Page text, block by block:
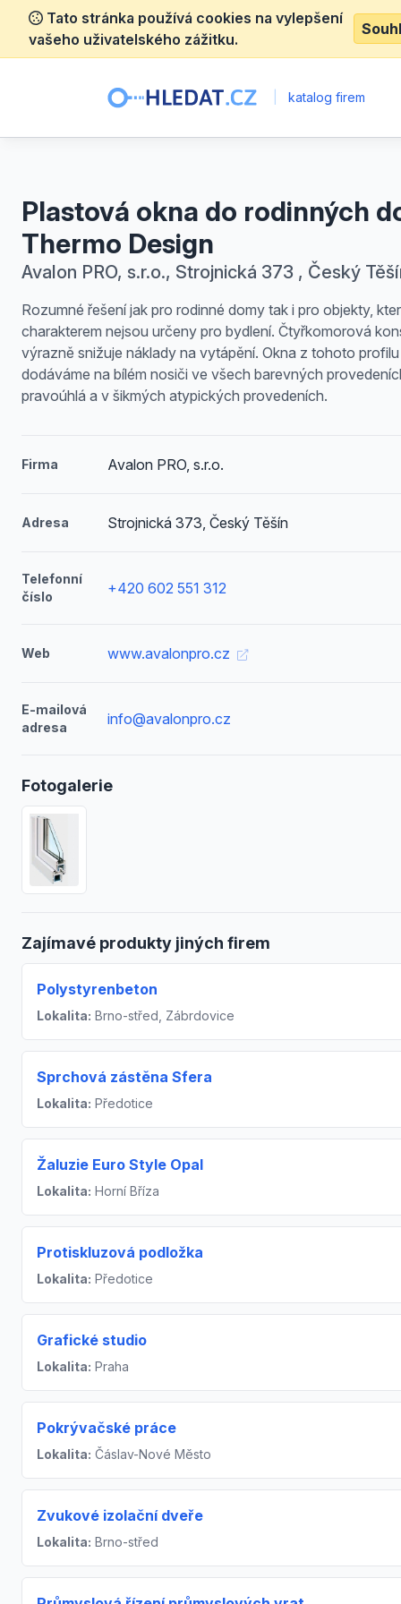
Tato stránka používá cookies na vylepšení
vašeho uživatelského zážitku.
katalog firem
Plastová okna do rodinných
Thermo Design
Avalon PRO, s.r.o., Strojnická 373 , Český
Rozumné řešení jak pro rodinné domy tak i pro objekty,
charakterem nejsou určeny pro bydlení. Čtyřkomorová
výrazně snižuje náklady na vytápění. Okna z tohoto profilu
dodáváme na bílém nosiči ve všech barevných
pravoúhlá a v šikmých atypických provedeních.
Firma Avalon PRO, s.r.o.
Adresa Strojnická 373, Český Těšín
Telefonní
číslo
+420 602 551 312
Web www.avalonpro.cz
E-mailová
adresa
info@avalonpro.cz
Fotogalerie
Zajímavé produkty jiných firem
Polystyrenbeton
Lokalita: Brno-střed, Zábrdovice
Sprchová zástěna Sfera
Lokalita: Předotice
Žaluzie Euro Style Opal
Lokalita: Horní Bříza
Protiskluzová podložka
Lokalita: Předotice
Grafické studio
Lokalita: Praha
Pokrývačské práce
Lokalita: Čáslav-Nové Město
Zvukové izolační dveře
Lokalita: Brno-střed